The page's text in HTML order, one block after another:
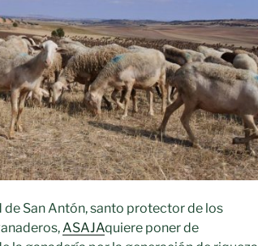
San Antón, santo protector de los
ASAJAquiere poner de